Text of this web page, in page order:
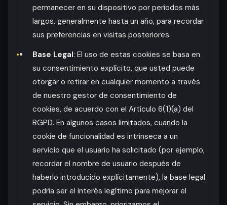
permanecer en su dispositivo por períodos más
largos, generalmente hasta un año, para recordar
sus preferencias en visitas posteriores.
Base Legal: El uso de estas cookies se basa en
su consentimiento explícito, que usted puede
otorgar o retirar en cualquier momento a través
de nuestro gestor de consentimiento de
cookies, de acuerdo con el Artículo 6(1)(a) del
RGPD. En algunos casos limitados, cuando la
cookie de funcionalidad es intrínseca a un
servicio que el usuario ha solicitado (por ejemplo,
recordar el nombre de usuario después de
haberlo introducido explícitamente), la base legal
podría ser el interés legítimo para mejorar el